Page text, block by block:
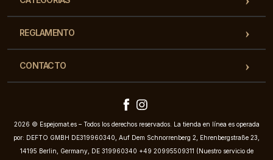
REGLAMENTO
CONTACTO
2026 © Espejomat.es – Todos los derechos reservados. La tienda en línea es operada
por: DEFTO GMBH DE319960340, Auf Dem Schnorrenberg 2, Ehrenbergstraße 23,
14195 Berlin, Germany, DE 319960340 +49 20995509311 (Nuestro servicio de